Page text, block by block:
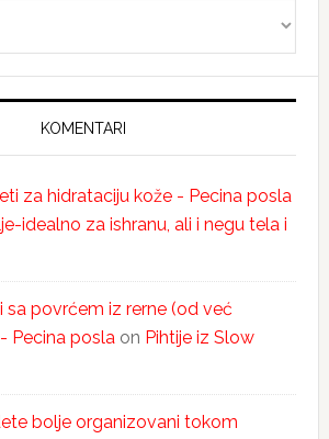
KOMENTARI
za hidrataciju kože - Pecina posla
idealno za ishranu, ali i negu tela i
sa povrćem iz rerne (od već
Pecina poslaon Pihtije iz Slow
bolje organizovani tokom